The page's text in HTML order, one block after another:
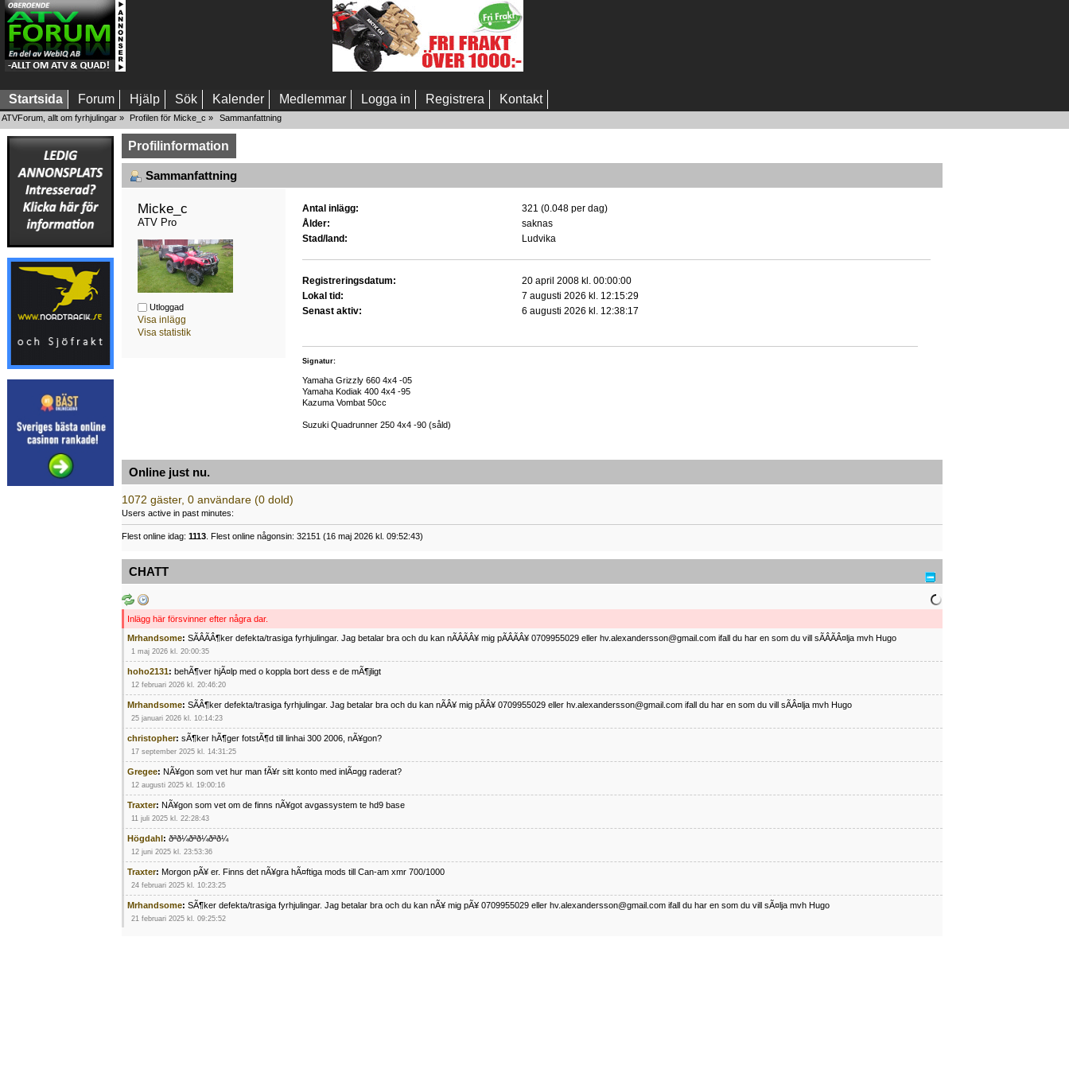
Startsida Forum Hjälp Sök Kalender Medlemmar Logga in Registrera Kontakt
ATVForum, allt om fyrhjulingar » Profilen för Micke_c » Sammanfattning
Profilinformation
Sammanfattning
Micke_c
ATV Pro
Utloggad
Visa inlägg
Visa statistik
Antal inlägg:
321 (0.048 per dag)
Ålder:
saknas
Stad/land:
Ludvika
Registreringsdatum:
20 april 2008 kl. 00:00:00
Lokal tid:
7 augusti 2026 kl. 12:15:29
Senast aktiv:
6 augusti 2026 kl. 12:38:17
Signatur:
Yamaha Grizzly 660 4x4 -05
Yamaha Kodiak 400 4x4 -95
Kazuma Vombat 50cc
Suzuki Quadrunner 250 4x4 -90 (såld)
Online just nu.
1072 gäster, 0 användare (0 dold)
Users active in past minutes:
Flest online idag: 1113 . Flest online någonsin: 32151 (16 maj 2026 kl. 09:52:43)
CHATT
Inlägg här försvinner efter några dar.
Mrhandsome: SÃÂÃÂ¶ker defekta/trasiga fyrhjulingar. Jag betalar bra och du kan nÃÂÃÂ¥ mig pÃÂÃÂ¥ 0709955029 eller hv.alexandersson@gmail.com ifall du har en som du vill sÃÂÃÂ¤lja mvh Hugo
1 maj 2026 kl. 20:00:35
hoho2131: behÃ¶ver hjÃ¤lp med o koppla bort dess e de mÃ¶jligt
12 februari 2026 kl. 20:46:20
Mrhandsome: SÃÂ¶ker defekta/trasiga fyrhjulingar. Jag betalar bra och du kan nÃÂ¥ mig pÃÂ¥ 0709955029 eller hv.alexandersson@gmail.com ifall du har en som du vill sÃÂ¤lja mvh Hugo
25 januari 2026 kl. 10:14:23
christopher: sÃ¶ker hÃ¶ger fotstÃ¶d till linhai 300 2006, nÃ¥gon?
17 september 2025 kl. 14:31:25
Gregee: NÃ¥gon som vet hur man fÃ¥r sitt konto med inlÃ¤gg raderat?
12 augusti 2025 kl. 19:00:16
Traxter: NÃ¥gon som vet om de finns nÃ¥got avgassystem te hd9 base
11 juli 2025 kl. 22:28:43
Högdahl: ðªð¼ðªð¼ðªð¼
12 juni 2025 kl. 23:53:36
Traxter: Morgon pÃ¥ er. Finns det nÃ¥gra hÃ¤ftiga mods till Can-am xmr 700/1000
24 februari 2025 kl. 10:23:25
Mrhandsome: SÃ¶ker defekta/trasiga fyrhjulingar. Jag betalar bra och du kan nÃ¥ mig pÃ¥ 0709955029 eller hv.alexandersson@gmail.com ifall du har en som du vill sÃ¤lja mvh Hugo
21 februari 2025 kl. 09:25:52